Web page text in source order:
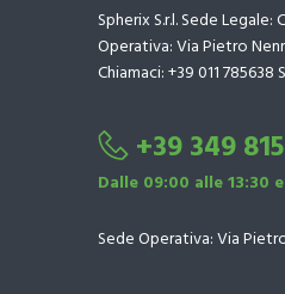
Spherix S.r.l. Sede
Operativa: Via Pietro
Chiamaci: +39 011
+39 349
Dalle 09:00 alle 13:30
Sede Operativa: Via